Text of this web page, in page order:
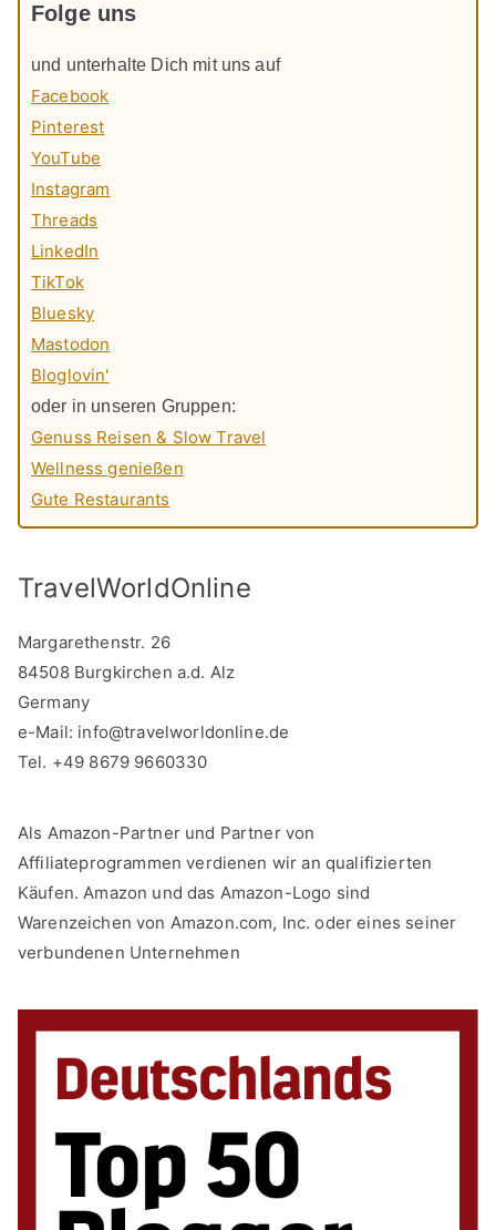
Folge uns
und unterhalte Dich mit uns auf
Facebook
Pinterest
YouTube
Instagram
Threads
LinkedIn
TikTok
Bluesky
Mastodon
Bloglovin'
oder in unseren Gruppen:
Genuss Reisen & Slow Travel
Wellness genießen
Gute Restaurants
TravelWorldOnline
Margarethenstr. 26
84508 Burgkirchen a.d. Alz
Germany
e-Mail: info@travelworldonline.de
Tel. +49 8679 9660330
Als Amazon-Partner und Partner von
Affiliateprogrammen verdienen wir an qualifizierten
Käufen. Amazon und das Amazon-Logo sind
Warenzeichen von Amazon.com, Inc. oder eines seiner
verbundenen Unternehmen